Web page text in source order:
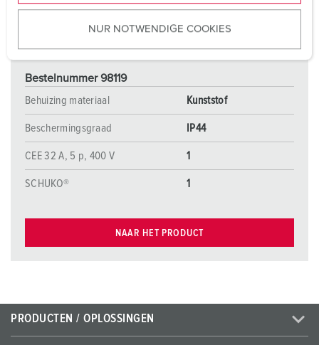
u
w
NUR NOTWENDIGE COOKIES
Bestelnummer 98119
Behuizing materiaal
Kunststof
Beschermingsgraad IP44
CEE 32 A, 5 p, 400 V 1
SCHUKO® 1
NAAR HET PRODUCT
PRODUCTEN / OPLOSSINGEN